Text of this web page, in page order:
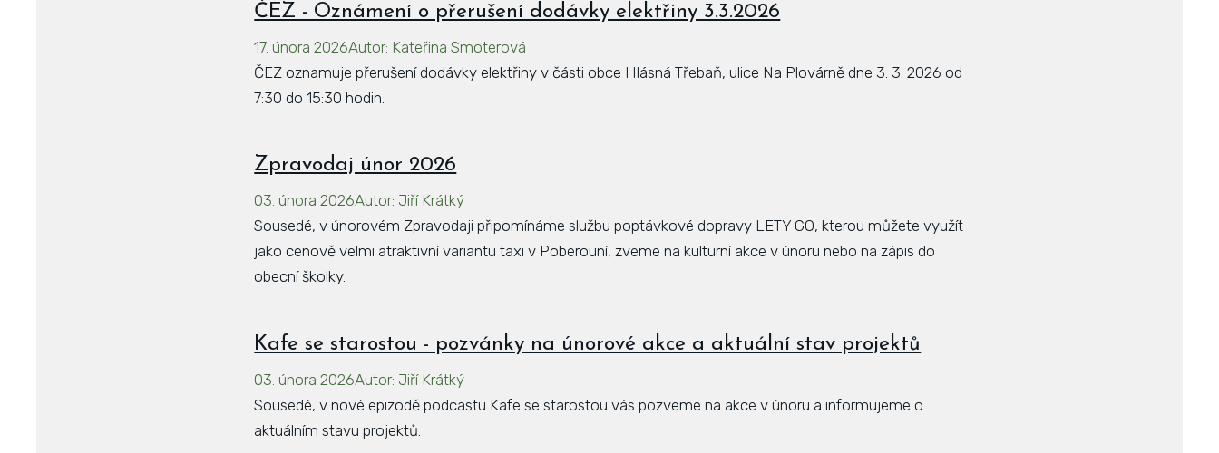
ČEZ - Oznámení o přerušení dodávky elektřiny 3.3.2026
17. února 2026Autor: Kateřina Smoterová
ČEZ oznamuje přerušení dodávky elektřiny v části obce Hlásná Třebaň, ulice Na Plovárně dne 3. 3. 2026 od
7:30 do 15:30 hodin.
Zpravodaj únor 2026
03. února 2026Autor: Jiří Krátký
Sousedé, v únorovém Zpravodaji připomínáme službu poptávkové dopravy LETY GO, kterou můžete využít
jako cenově velmi atraktivní variantu taxi v Poberouní, zveme na kulturní akce v únoru nebo na zápis do
obecní školky.
Kafe se starostou - pozvánky na únorové akce a aktuální stav projektů
03. února 2026Autor: Jiří Krátký
Sousedé, v nové epizodě podcastu Kafe se starostou vás pozveme na akce v únoru a informujeme o
aktuálním stavu projektů.